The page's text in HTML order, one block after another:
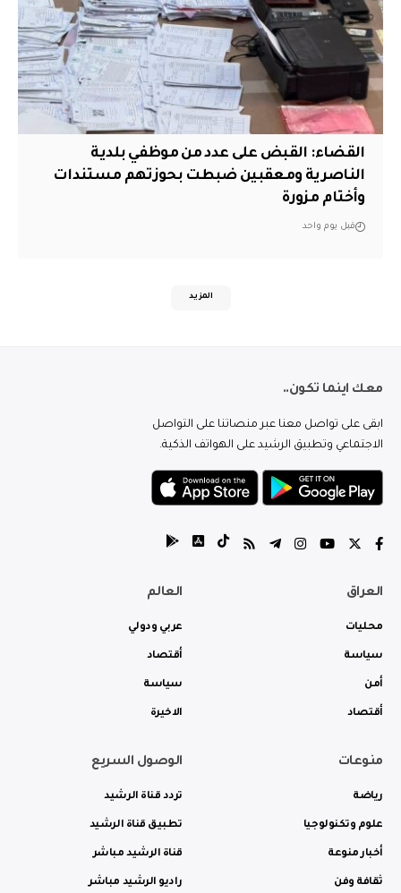
القضاء: القبض على عدد من موظفي بلدية
الناصرية ومعقبين ضبطت بحوزتهم مستندات
وأختام مزورة
قبل يوم واحد
المزيد
معك اينما تكون..
ابقى على تواصل معنا عبر منصاتنا على التواصل
الاجتماعي وتطبيق الرشيد على الهواتف الذكية.
العراق
محليات
سياسة
أمن
أقتصاد
العالم
عربي ودولي
أقتصاد
سياسة
الاخيرة
منوعات
رياضة
علوم وتكنولوجيا
أخبار منوعة
ثقافة وفن
الوصول السريع
تردد قناة الرشيد
تطبيق قناة الرشيد
قناة الرشيد مباشر
راديو الرشيد مباشر